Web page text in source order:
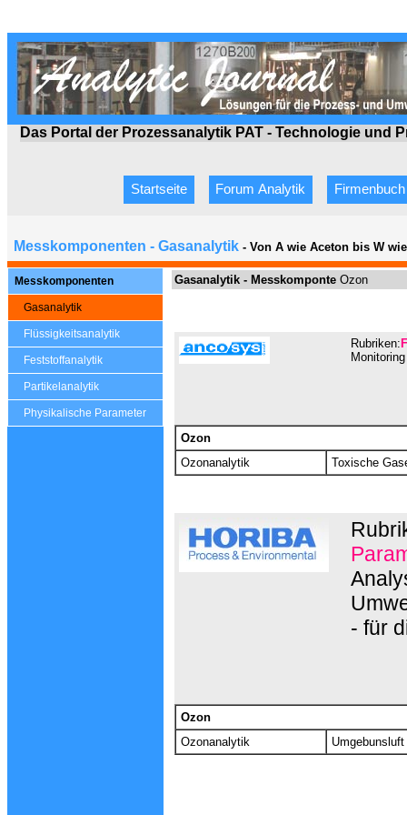
Das Portal der Prozessanalytik PAT - Technologie und
Startseite Forum Analytik Firmenbuch
Messkomponenten - Gasanalytik - Von A wie Aceton bis W
Messkomponenten
Gasanalytik
Flüssigkeitsanalytik
Feststoffanalytik
Partikelanalytik
Physikalische Parameter
Gasanalytik - Messkomponte Ozon
Rubriken:
Ozon
Ozonanalytik
Toxische
- für
Ozon
Ozonanalytik
Umgebunsluft